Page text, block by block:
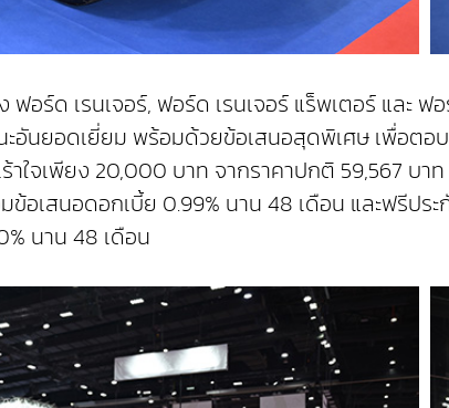
อร์ด เรนเจอร์, ฟอร์ด เรนเจอร์ แร็พเตอร์ และ
อันยอดเยี่ยม พร้อมด้วยข้อเสนอสุดพิเศษ เพื่อตอ
ร้าใจเพียง 20,000 บาท จากราคาปกติ 59,567
อเสนอดอกเบี้ย 0.99% นาน 48 เดือน และฟรีป
นาน 48 เดือน